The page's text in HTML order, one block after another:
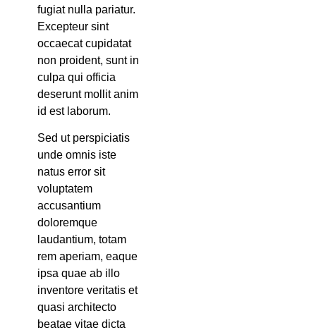
fugiat nulla pariatur.
Excepteur sint
occaecat cupidatat
non proident, sunt in
culpa qui officia
deserunt mollit anim
id est laborum.
Sed ut perspiciatis
unde omnis iste
natus error sit
voluptatem
accusantium
doloremque
laudantium, totam
rem aperiam, eaque
ipsa quae ab illo
inventore veritatis et
quasi architecto
beatae vitae dicta